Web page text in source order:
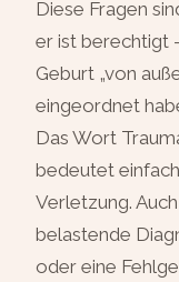
Diese Fragen
er ist berechtigt
Geburt „von
eingeordnet
Das Wort
bedeutet
Verletzung.
belastende
oder eine